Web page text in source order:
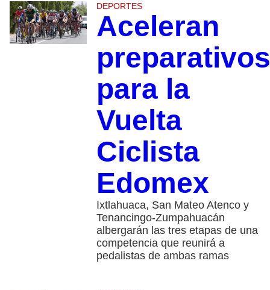
DEPORTES
Aceleran
preparativos
para la
Vuelta
Ciclista
Edomex
Ixtlahuaca, San Mateo Atenco y
Tenancingo-Zumpahuacán
albergarán las tres etapas de una
competencia que reunirá a
pedalistas de ambas ramas